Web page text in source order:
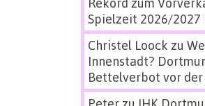
Rekord zum
Spielzeit 2026/2027
Christel Loock zu
Innenstadt?
Bettelverbot vor